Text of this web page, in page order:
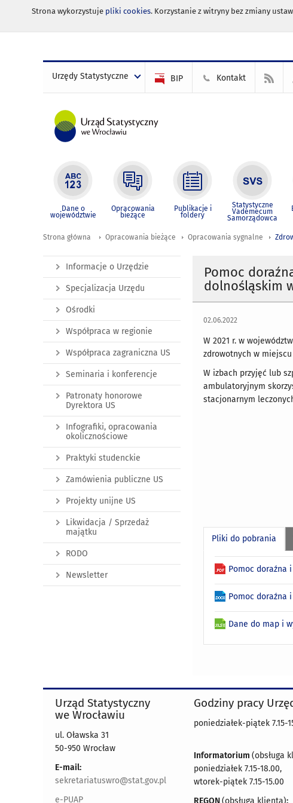
Strona wykorzystuje pliki cookies. Korzystanie z witryny bez zmiany
Urzędy Statystyczne BIP Kontakt
Dane o
województwie
Opracowania
bieżące
Publikacje i
foldery
Statystyczne
Vademecum
Samorządowca
Strona główna Opracowania bieżące Opracowania sygnalne
Pomoc
dolnośląskim
02.06.2022
W 2021 r. w
zdrowotnych w
W izbach przyjęć lub
ambulatoryjnym
stacjonarnym
Pliki do pobrania
Pomoc doraźna
Pomoc doraźna
Dane do map i
Informacje o Urzędzie
Specjalizacja Urzędu
Ośrodki
Współpraca w regionie
Współpraca zagraniczna US
Seminaria i konferencje
Patronaty honorowe
Dyrektora US
Infografiki, opracowania
okolicznościowe
Praktyki studenckie
Zamówienia publiczne US
Projekty unijne US
Likwidacja / Sprzedaż
majątku
RODO
Newsletter
Urząd Statystyczny
we Wrocławiu
ul. Oławska 31
50-950 Wrocław
E-mail:
sekretariatuswro@stat.gov.pl
e-PUAP
Godziny pracy
poniedziałek-piątek 7.15-
Informatorium (obsługa
poniedziałek 7.15-18.00,
wtorek-piątek 7.15-15.00